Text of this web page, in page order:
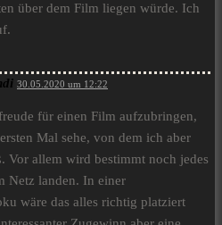
über dem Film liegen würde. Ich
30.05.2020 um 12:22
für einen Film aufzubringen,
Mal sehe, von dem ich aber
Vor allem wird bestimmt noch jedes
Netz landen. In einer
wäre das alles richtig platziert